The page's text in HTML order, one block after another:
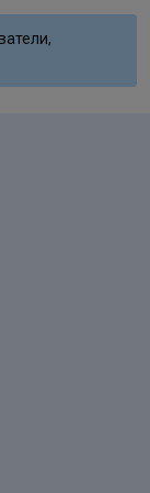
Sodium Lauryl
Cocoyl